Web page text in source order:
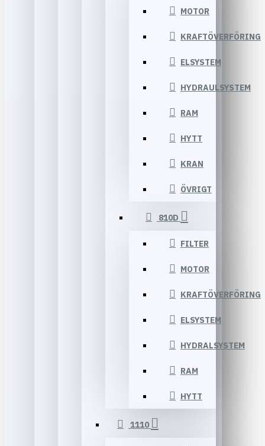
MOTOR
KRAFTÖVERFÖRING
ELSYSTEM
HYDRAULSYSTEM
RAM
HYTT
KRAN
ÖVRIGT
810D
FILTER
MOTOR
KRAFTÖVERFÖRING
ELSYSTEM
HYDRALSYSTEM
RAM
HYTT
1110